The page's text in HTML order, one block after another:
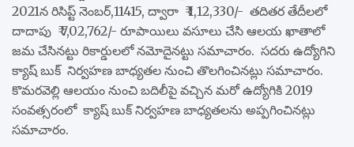
2021న రిసిప్ట్ నెంబర్,11415, ద్వారా ₹ 1,12,330/- తదితర తేదీలలో
దాదాపు ₹ 7,02,762/- రూపాయిలు వసూలు చేసి ఆలయ ఖాతాలో
జమ చేసినట్టు రికార్డులలో నమోదైనట్టు సమాచారం. సదరు ఉద్యోగిని
క్యాష్ బుక్ నిర్వహణ బాధ్యతల నుంచి తొలగించినట్లు సమాచారం.
కొమరవెల్లి ఆలయం నుంచి బదిలీపై వచ్చిన మరో ఉద్యోగికి 2019
సంవత్సరంలో క్యాష్ బుక్ నిర్వహణ బాధ్యతలను అప్పగించినట్లు
సమాచారం.